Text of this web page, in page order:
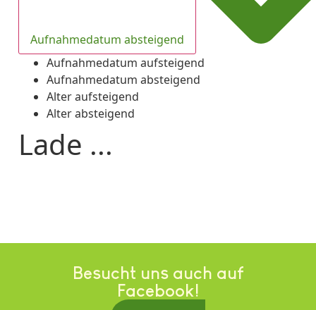
Aufnahmedatum absteigend
Aufnahmedatum aufsteigend
Aufnahmedatum absteigend
Alter aufsteigend
Alter absteigend
Lade ...
Besucht uns auch auf
Facebook!